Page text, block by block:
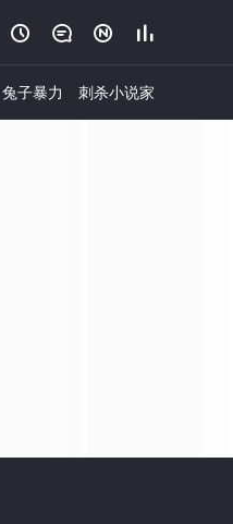
   
兔子暴力 刺杀小说家